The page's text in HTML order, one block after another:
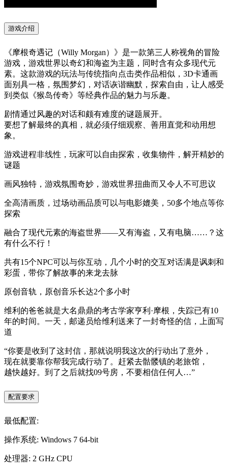
游戏介绍
《摩根奇遇记（Willy Morgan）》是一款第三人称视角的冒险
游戏，游戏世界以奇幻和海盗为主题，同时含有众多现代元
素。这款游戏的玩法与传统指向点击类作品相似，3D卡通画
面别具一格，氛围梦幻，对话诙谐幽默，探索自由，让人感受
到类似《猴岛传奇》等经典作品的魅力与乐趣。
剧情通过风趣的对话和颇有难度的谜题展开。
要想了解最终的真相，就必须仔细观察、善用直觉和动用想
象。
游戏进程非线性，玩家可以自由探索，收集物件，解开精妙的
谜题
画风独特，游戏氛围奇妙，游戏世界扭曲而又令人不可思议
全高清画质，过场动画品质可以与电影媲美，50多个地点等你
探索
融合了现代元素的海盗世界——又有海盗，又有电脑……？这
有什么不行！
共有15个NPC可以与你互动，几个小时的交互对话满是讽刺和
彩蛋，带你了解故事的来龙去脉
原创音轨，原创音乐长达2个多小时
维利的爸爸就是大名鼎鼎的考古学家亨利·摩根，失踪已有10
年的时间。一天，邮递员给维利送来了一封奇怪的信，上面写
道
“你要是收到了这封信，那就说明我这次的行动出了意外，
现在就要靠你帮我完成行动了。赶紧去骷髅镇的老旅馆，
越快越好。到了之后就找09号房，不要相信任何人…”
配置要求
最低配置:
操作系统: Windows 7 64-bit
处理器: 2 GHz CPU